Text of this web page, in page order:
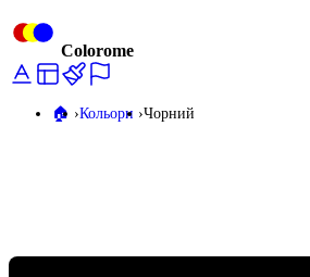
Colorome
🏠️ Кольори Чорний